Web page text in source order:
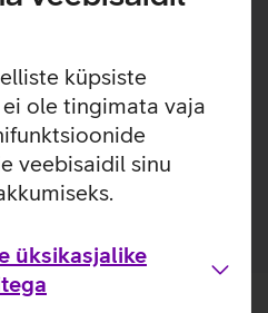
küpsiste
ole tingimata vaja
veebisaidil sinu
üksikasjalike
peamistes
3021 omaduste ja